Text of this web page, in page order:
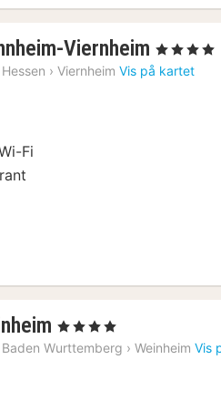
Viernheim 1
natt
, 4 Stjerner
Hessen › Viernheim Vis på kartet
Fi
1
natt
, 4 Stjerner
Baden Wurttemberg › Weinheim Vis